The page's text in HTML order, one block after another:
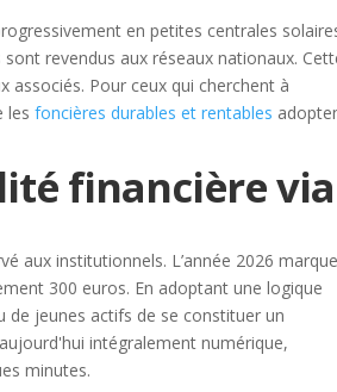
en petites centrales
revendus aux réseaux nationaux.
associés. Pour ceux qui cherchent à
lesfoncières durables et rentables
financière via
aux institutionnels. L’année 2026
300 euros. En adoptant une logique
jeunes actifs de se constituer un
intégralement numérique,
minutes.